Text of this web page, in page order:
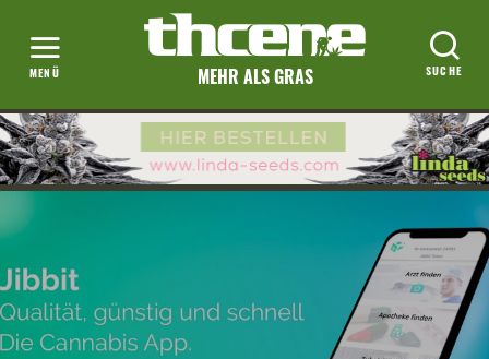
MEHR ALS GRAS